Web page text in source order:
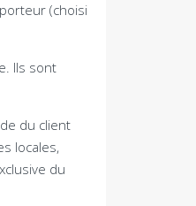
(choisi
. Ils sont
du client
locales,
du